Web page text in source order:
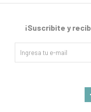
¡Suscribite y